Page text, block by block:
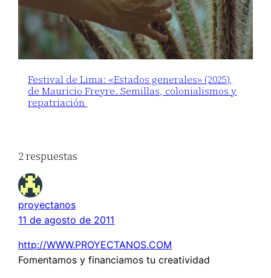
Festival de Lima: «Estados generales» (2025),
de Mauricio Freyre. Semillas, colonialismos y
repatriación
2 respuestas
proyectanos
11 de agosto de 2011
http://WWW.PROYECTANOS.COM
Fomentamos y financiamos tu creatividad